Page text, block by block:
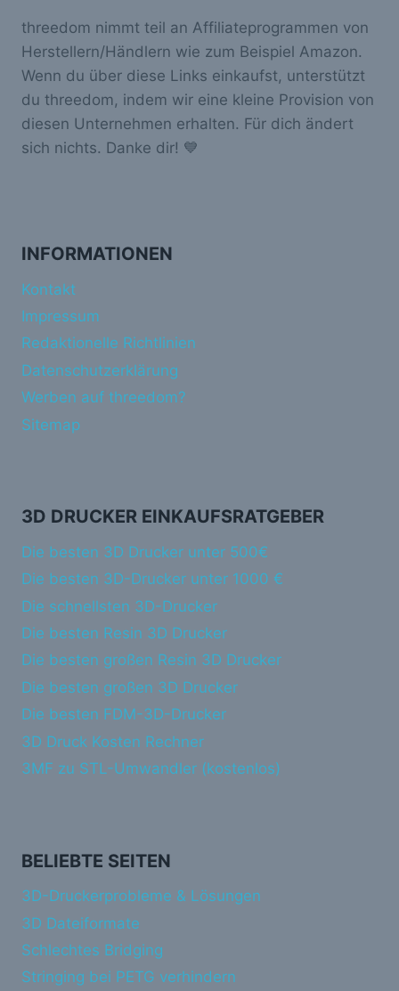
threedom nimmt teil an Affiliateprogrammen von
Herstellern/Händlern wie zum Beispiel Amazon.
Wenn du über diese Links einkaufst, unterstützt
du threedom, indem wir eine kleine Provision von
diesen Unternehmen erhalten. Für dich ändert
sich nichts. Danke dir! 💙
INFORMATIONEN
Kontakt
Impressum
Redaktionelle Richtlinien
Datenschutzerklärung
Werben auf threedom?
Sitemap
3D DRUCKER EINKAUFSRATGEBER
Die besten 3D Drucker unter 500€
Die besten 3D-Drucker unter 1000 €
Die schnellsten 3D-Drucker
Die besten Resin 3D Drucker
Die besten großen Resin 3D Drucker
Die besten großen 3D Drucker
Die besten FDM-3D-Drucker
3D Druck Kosten Rechner
3MF zu STL-Umwandler (kostenlos)
BELIEBTE SEITEN
3D-Druckerprobleme & Lösungen
3D Dateiformate
Schlechtes Bridging
Stringing bei PETG verhindern